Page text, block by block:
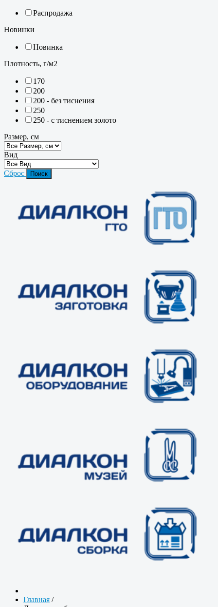
Распродажа
Новинки
Новинка
Плотность, г/м2
170
200
200 - без тиснения
250
250 - с тиснением золото
Размер, см
Вид
Сброс
Главная /